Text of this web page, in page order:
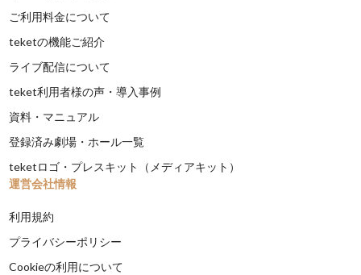
ご利用料金について
teketの機能ご紹介
ライブ配信について
teket利用者様の声・導入事例
資料・マニュアル
登録済み劇場・ホール一覧
teketロゴ・プレスキット（メディアキット）
運営会社情報
利用規約
プライバシーポリシー
Cookieの利用について